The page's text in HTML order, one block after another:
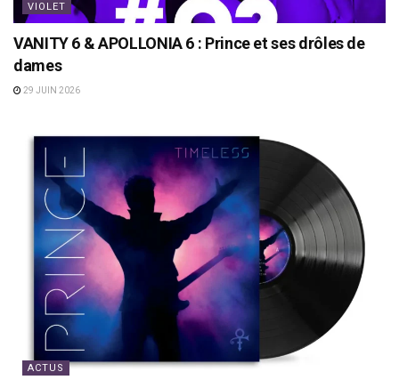
VIOLET
VANITY 6 & APOLLONIA 6 : Prince et ses drôles de
dames
29 JUIN 2026
ACTUS